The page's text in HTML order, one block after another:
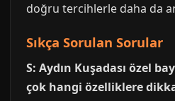
doğru tercihlerle daha da
Sıkça Sorulan Sorular
S: Aydın Kuşadası özel
çok hangi özelliklere